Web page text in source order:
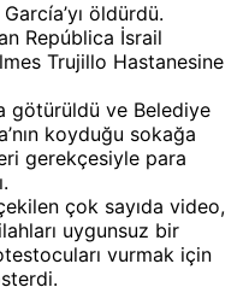
öldürdü.
República İsrail
Trujillo Hastanesine
götürüldü ve Belediye
koyduğu sokağa
gerekçesiyle para
çok sayıda video,
uygunsuz bir
vurmak için